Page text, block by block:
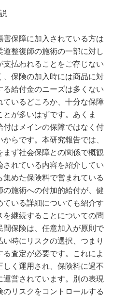
保障に加入されている方は
整復師の施術の一部に対し
払われることをご存じない
保険の加入時には商品に対
る給付金のニーズは多くない
いるどころか、十分な保障
が多いはずです。あくま
はメインの保障ではなく付
らです。本研究報告では、
ず社会保障との関係で概観
れている内容を紹介してい
めた保険料で営まれている
施術への付加的給付が、健
いる詳細についても紹介す
継続することについての問
保険は、任意加入が原則で
時にリスクの選択、つまり
査定が必要です。これによ
しく運用され、保険料に過不
営されています。別の表現
リスクをコントロールする